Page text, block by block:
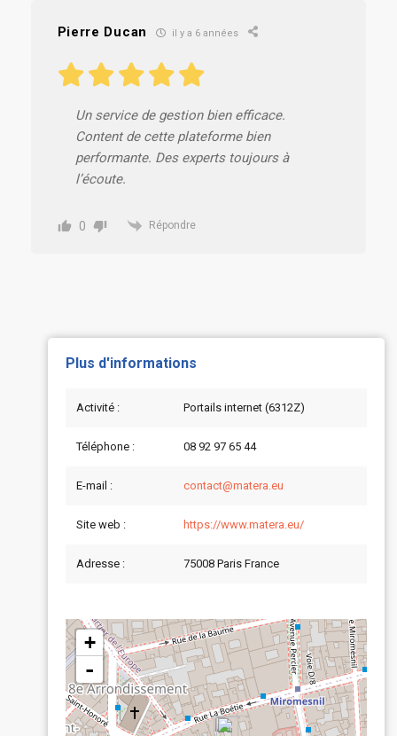
Pierre Ducan il y a 6 années
Un service de gestion bien efficace.
Content de cette plateforme bien
performante. Des experts toujours à
l’écoute.
0 Répondre
Plus d'informations
Activité : Portails internet (6312Z)
Téléphone : 08 92 97 65 44
E-mail : contact@matera.eu
Site web : https://www.matera.eu/
Adresse : 75008 Paris France
+
-